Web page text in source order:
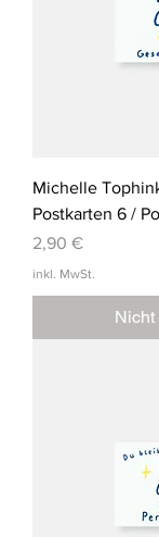
Michelle
Postkarten 6 /
Preis
2,90 €
inkl. MwSt.
Nicht